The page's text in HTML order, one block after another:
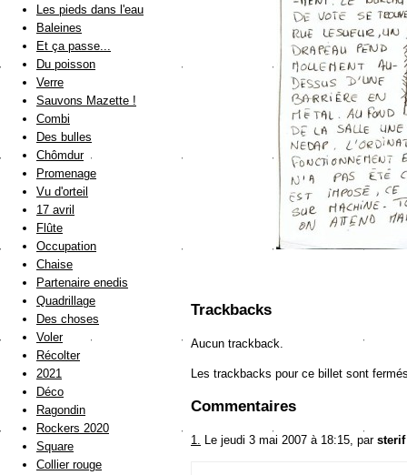
Trackbacks
Aucun trackback.
Les trackbacks pour ce billet sont
Commentaires
1. Le jeudi 3 mai 2007 à 18:15, par sterif
Les pieds dans l'eau
Baleines
Et ça passe...
Du poisson
Verre
Sauvons Mazette !
Combi
Des bulles
Chômdur
Promenage
Vu d'orteil
17 avril
Flûte
Occupation
Chaise
Partenaire enedis
Quadrillage
Des choses
Voler
Récolter
2021
Déco
Ragondin
Rockers 2020
Square
Collier rouge